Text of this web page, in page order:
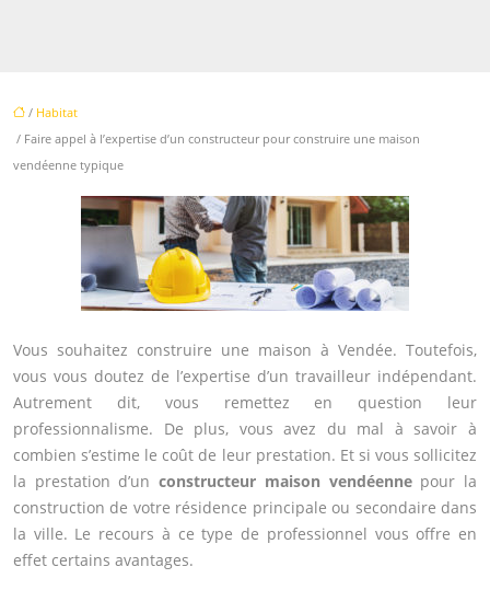
/ Habitat
/ Faire appel à l’expertise d’un constructeur pour construire une maison
vendéenne typique
Vous souhaitez construire une maison à Vendée. Toutefois,
vous vous doutez de l’expertise d’un travailleur indépendant.
Autrement dit, vous remettez en question leur
professionnalisme. De plus, vous avez du mal à savoir à
combien s’estime le coût de leur prestation. Et si vous sollicitez
la prestation d’unconstructeur maison vendéennepour la
construction de votre résidence principale ou secondaire dans
la ville. Le recours à ce type de professionnel vous offre en
effet certains avantages.